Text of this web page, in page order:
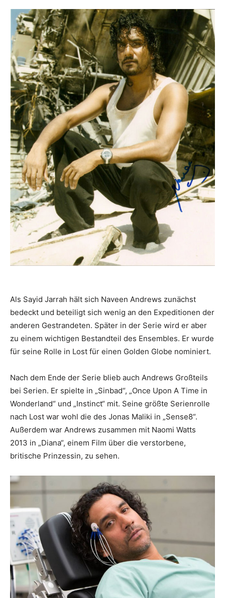
Als Sayid Jarrah hält sich Naveen Andrews zunächst
bedeckt und beteiligt sich wenig an den Expeditionen der
anderen Gestrandeten. Später in der Serie wird er aber
zu einem wichtigen Bestandteil des Ensembles. Er wurde
für seine Rolle in Lost für einen Golden Globe nominiert.
Nach dem Ende der Serie blieb auch Andrews Großteils
bei Serien. Er spielte in „Sinbad“, „Once Upon A Time in
Wonderland“ und „Instinct“ mit. Seine größte Serienrolle
nach Lost war wohl die des Jonas Maliki in „Sense8“.
Außerdem war Andrews zusammen mit Naomi Watts
2013 in „Diana“, einem Film über die verstorbene,
britische Prinzessin, zu sehen.